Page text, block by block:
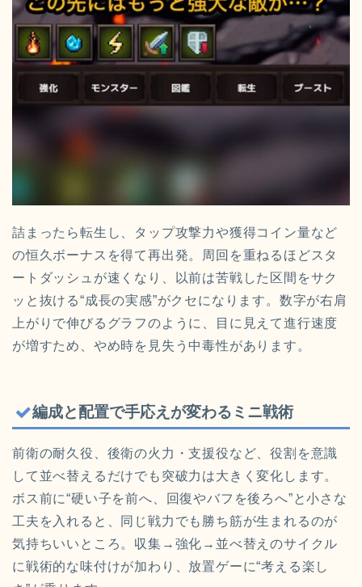
詰まったら転生し、タップ攻撃力や獲得コイン量など
の恒久ボーナスを得て再出発。周回を重ねるほどスタ
ートダッシュが速くなり、以前は苦戦した区間をサク
ッと抜ける“成長の実感”がクセになります。数字が右肩
上がりで伸びるグラフのように、目に見えて進行速度
が増すため、やめ時を見失う中毒性があります。
編成と配置で手応えが変わるミニ戦術
前衛の耐久役、後衛の火力・支援役など、役割を意識
して並べ替えるだけでも突破力は大きく変化します。
ボス前に“硬い子を前へ、回復やバフを後ろへ”と小さな
工夫を入れると、同じ戦力でも勝ち筋が生まれるのが
気持ちいいところ。収集→強化→並べ替えのサイクル
に戦術的な味付けが加わり、放置ゲーに“考える楽し